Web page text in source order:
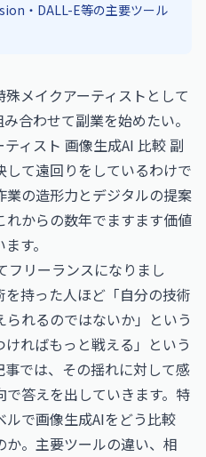
・DALL-E等の主要ツール
メイクアーティストとして
合わせて副業を始めたい。
ィスト 画像生成AI 比較 副
て遠回りをしているわけで
の造形力とデジタルの提案
からの数年でますます価値
す。
フリーランスになりまし
持った人ほど「自分の技術
れるのではないか」という
ればもっと戦える」という
では、その揺れに対して感
答えを出していきます。特
で画像生成AIをどう比較
か。主要ツールの違い、相